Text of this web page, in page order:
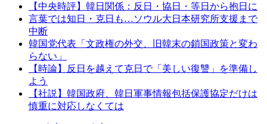
【中央時評】韓日関係：反日・協日・等日から抱日に
言葉では知日・克日も…ソウル大日本研究所支援まで
中断
韓国党代表「文政権の外交、旧韓末の鎖国政策と変わ
らない」
【時論】反日を越えて克日で「美しい復讐」を準備し
よう
【社説】韓国政府、韓日軍事情報包括保護協定だけは
慎重に対応しなくては